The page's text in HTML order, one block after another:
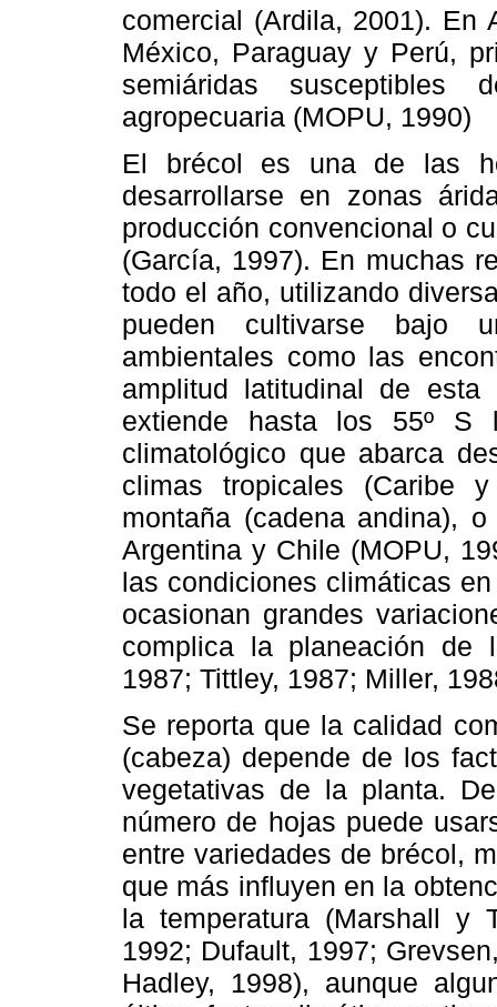
comercial (Ardila, 2001). En
México, Paraguay y Perú,
semiáridas susceptibles
agropecuaria (MOPU, 1990)
El brécol es una de las
desarrollarse en zonas
producción convencional o
(García, 1997). En muchas
todo el año, utilizando
pueden cultivarse bajo
ambientales como las
amplitud latitudinal de
extiende hasta los 55º S
climatológico que abarca
climas tropicales (Caribe
montaña (cadena andina),
Argentina y Chile (MOPU,
las condiciones climáticas
ocasionan grandes
complica la planeación de
1987; Tittley, 1987; Miller,
Se reporta que la calidad
(cabeza) depende de los
vegetativas de la planta.
número de hojas puede
entre variedades de brécol,
que más influyen en la
la temperatura (Marshall y
1992; Dufault, 1997;
Hadley, 1998), aunque